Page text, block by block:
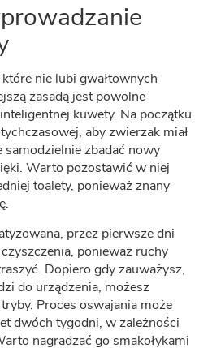
nie lubi gwałtownych
zasadą jest powolne
kuwety. Na początku
aby zwierzak miał
zbadać nowy
Warto pozostawić w niej
toalety, ponieważ znany
przez pierwsze dni
ponieważ ruchy
Dopiero gdy zauważysz,
do urządzenia, możesz
Proces oswajania może
dwóch tygodni, w zależności
nagradzać go smakołykami